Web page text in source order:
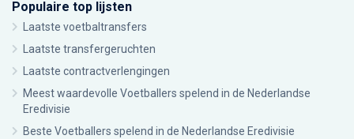
Populaire top lijsten
Laatste voetbaltransfers
Laatste transfergeruchten
Laatste contractverlengingen
Meest waardevolle Voetballers spelend in de Nederlandse
Eredivisie
Beste Voetballers spelend in de Nederlandse Eredivisie